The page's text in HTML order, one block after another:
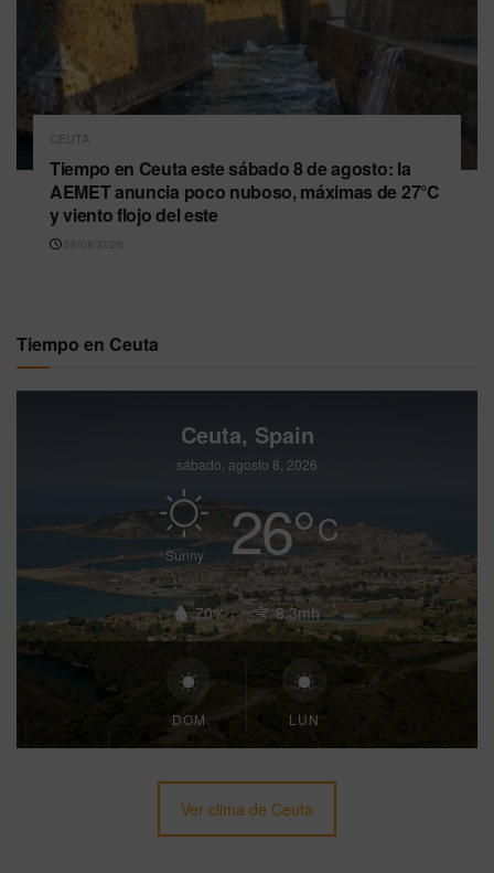
CEUTA
Tiempo en Ceuta este sábado 8 de agosto: la
AEMET anuncia poco nuboso, máximas de 27°C
y viento flojo del este
08/08/2026
Tiempo en Ceuta
Ceuta, Spain
sábado, agosto 8, 2026
Sunny 26°C
70% 8.3mh
DOM LUN
Ver clima de Ceuta